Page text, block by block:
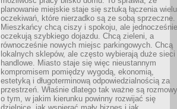
planowanie miejskie staje się sztuką łączenia wielu
oczekiwań, które nierzadko są ze sobą sprzeczne.
Mieszkańcy chcą ciszy i spokoju, ale jednocześnie
oczekują szybkiego dojazdu. Chcą zieleni, a
równocześnie nowych miejsc parkingowych. Chcą
lokalnych sklepów, ale często wybierają duże sieci
handlowe. Miasto staje się więc nieustannym
kompromisem pomiędzy wygodą, ekonomią,
estetyką i długoterminową odpowiedzialnością za
przestrzeń. Właśnie dlatego tak ważne są rozmowy
o tym, w jakim kierunku powinny rozwijać się